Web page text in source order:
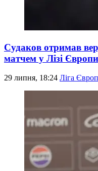
Судаков отримав
матчем у Лізі
29 липня, 18:24 Ліга